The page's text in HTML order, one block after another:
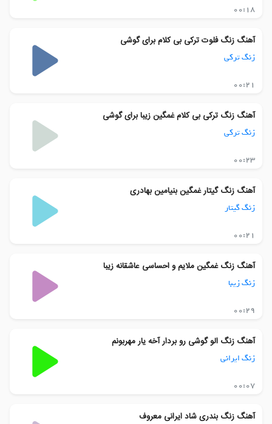
00:18
آهنگ زنگ فلوت ترکی بی کلام برای گوشی
زنگ ترکی
00:21
آهنگ زنگ ترکی بی کلام غمگین زیبا برای گوشی
زنگ ترکی
00:23
آهنگ زنگ گیتار غمگین بنیامین بهادری
زنگ گیتار
00:21
آهنگ زنگ غمگین ملایم و احساسی عاشقانه زیبا
زنگ زیبا
00:29
آهنگ زنگ الو گوشی رو بردار آخه یار مهربونم
زنگ ایرانی
00:07
آهنگ زنگ بندری شاد ایرانی معروف